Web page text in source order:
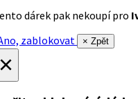
dárek pak nekoupí pro
zablokovat
× Zpět